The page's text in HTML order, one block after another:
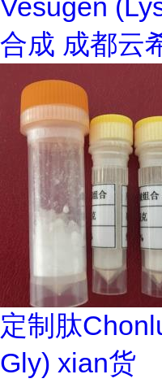
Vesugen
合成 成都云
定制肽
Gly) xian货